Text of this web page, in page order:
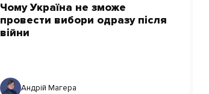
Чому Україна не зможе
провести вибори одразу після
війни
Андрій Магера